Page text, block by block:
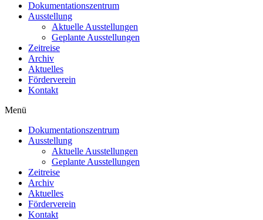
Dokumentationszentrum
Ausstellung
Aktuelle Ausstellungen
Geplante Ausstellungen
Zeitreise
Archiv
Aktuelles
Förderverein
Kontakt
Menü
Dokumentationszentrum
Ausstellung
Aktuelle Ausstellungen
Geplante Ausstellungen
Zeitreise
Archiv
Aktuelles
Förderverein
Kontakt